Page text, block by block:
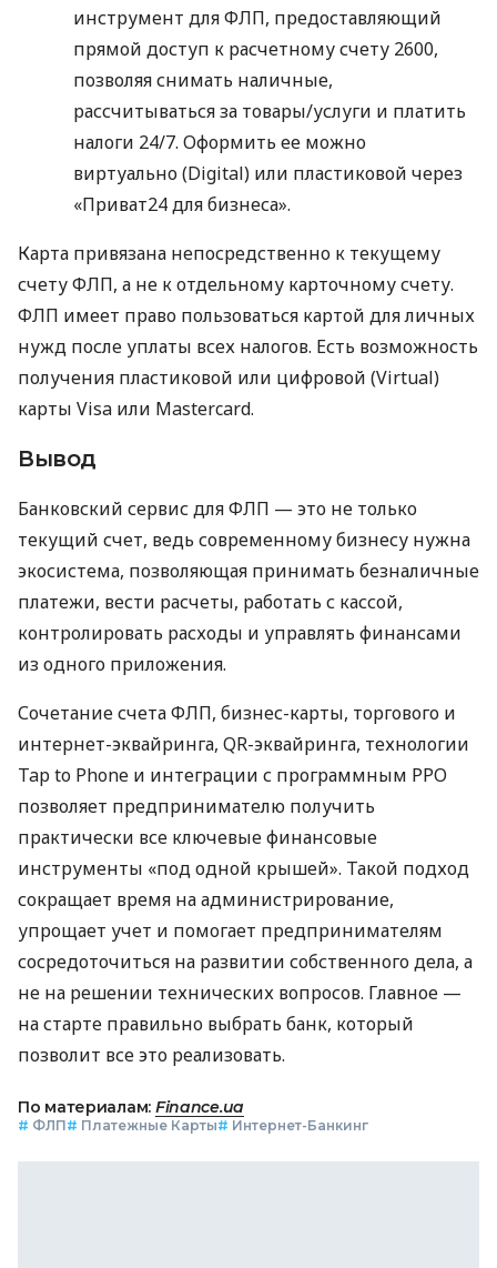
инструмент для ФЛП, предоставляющий
прямой доступ к расчетному счету 2600,
позволяя снимать наличные,
рассчитываться за товары/услуги и платить
налоги 24/7. Оформить ее можно
виртуально (Digital) или пластиковой через
«Приват24 для бизнеса».
Карта привязана непосредственно к текущему
счету ФЛП, а не к отдельному карточному счету.
ФЛП имеет право пользоваться картой для личных
нужд после уплаты всех налогов. Есть возможность
получения пластиковой или цифровой (Virtual)
карты Visa или Mastercard.
Вывод
Банковский сервис для ФЛП — это не только
текущий счет, ведь современному бизнесу нужна
экосистема, позволяющая принимать безналичные
платежи, вести расчеты, работать с кассой,
контролировать расходы и управлять финансами
из одного приложения.
Сочетание счета ФЛП, бизнес-карты, торгового и
интернет-эквайринга, QR-эквайринга, технологии
Tap to Phone и интеграции с программным РРО
позволяет предпринимателю получить
практически все ключевые финансовые
инструменты «под одной крышей». Такой подход
сокращает время на администрирование,
упрощает учет и помогает предпринимателям
сосредоточиться на развитии собственного дела, а
не на решении технических вопросов. Главное —
на старте правильно выбрать банк, который
позволит все это реализовать.
По материалам: Finance.ua
# ФЛП# Платежные Карты# Интернет-Банкинг